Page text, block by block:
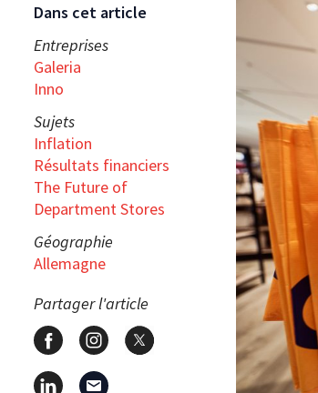
Dans cet article
Entreprises
Galeria
Inno
Sujets
Inflation
Résultats financiers
The Future of
Department Stores
Géographie
Allemagne
Partager l'article